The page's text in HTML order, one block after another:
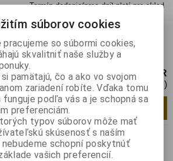
Termín dodania(prac.dni)-platí pre sklad
Hmotnosť balenia:0,000332 kg
Ihla: oceľová; 0,5"; Rozmer: 23; rovná;
0,33mm; Upevnenie: Luer Lock
1,25 EUR
1,02 EUR (Cena bez DPH)
ks Pridať do košíka
FIS-25-1/2
Katalógové číslo:0118638
súborov cookies
pracujeme so súbormi cookies,
skvalitniť naše služby a
pamätajú, čo a ako vo svojom
zariadení robíte. Vďaka tomu
podľa vás a je schopná sa
preferenciám.
typov súborov môže mať
skúsenosť s naším
schopní poskytnúť
vašich preferencií.